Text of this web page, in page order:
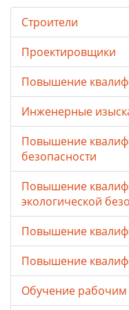
Строители
Проектировщики
Повышение
Инженерные
Повышение
безопасности
Повышение
экологической
Повышение
Повышение
Обучение